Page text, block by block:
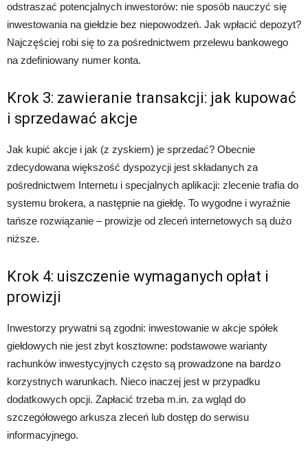
odstraszać potencjalnych inwestorów: nie sposób nauczyć się
inwestowania na giełdzie bez niepowodzeń. Jak wpłacić depozyt?
Najczęściej robi się to za pośrednictwem przelewu bankowego
na zdefiniowany numer konta.
Krok 3: zawieranie transakcji: jak kupować
i sprzedawać akcje
Jak kupić akcje i jak (z zyskiem) je sprzedać? Obecnie
zdecydowana większość dyspozycji jest składanych za
pośrednictwem Internetu i specjalnych aplikacji: zlecenie trafia do
systemu brokera, a następnie na giełdę. To wygodne i wyraźnie
tańsze rozwiązanie – prowizje od zleceń internetowych są dużo
niższe.
Krok 4: uiszczenie wymaganych opłat i
prowizji
Inwestorzy prywatni są zgodni: inwestowanie w akcje spółek
giełdowych nie jest zbyt kosztowne: podstawowe warianty
rachunków inwestycyjnych często są prowadzone na bardzo
korzystnych warunkach. Nieco inaczej jest w przypadku
dodatkowych opcji. Zapłacić trzeba m.in. za wgląd do
szczegółowego arkusza zleceń lub dostęp do serwisu
informacyjnego.